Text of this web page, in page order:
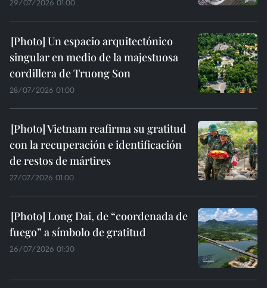
29/07/2026 01:00
Un espacio arquitectónico
singular en medio de la majestuosa
cordillera de Truong Son
28/07/2026 01:00
Vietnam reafirma su gratitud
con la recuperación e identificación
de restos de mártires
27/07/2026 01:00
Long Dai, de “coordenada de
fuego” a símbolo de gratitud
26/07/2026 01:30